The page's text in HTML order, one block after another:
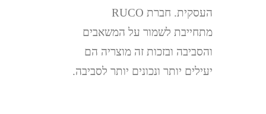
העסקית. חברת RUCO
מתחייבת לשמור על המשאבים
והסביבה ובזכות זה מוצריה הם
יעילים יותר ונכונים יותר לסביבה.